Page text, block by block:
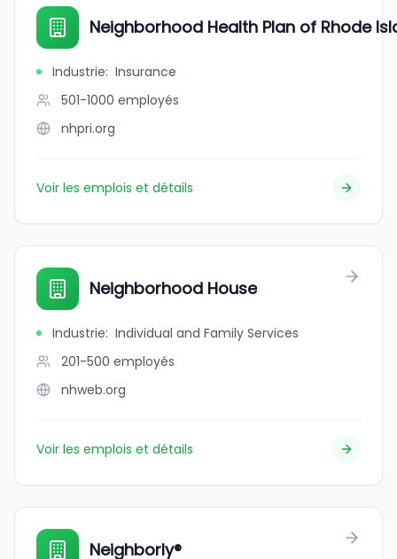
Neighborhood Health Plan of Rhode
Industrie: Insurance
501-1000 employés
nhpri.org
Voir les emplois et détails
Neighborhood House
Industrie: Individual and Family Services
201-500 employés
nhweb.org
Voir les emplois et détails
Neighborly®